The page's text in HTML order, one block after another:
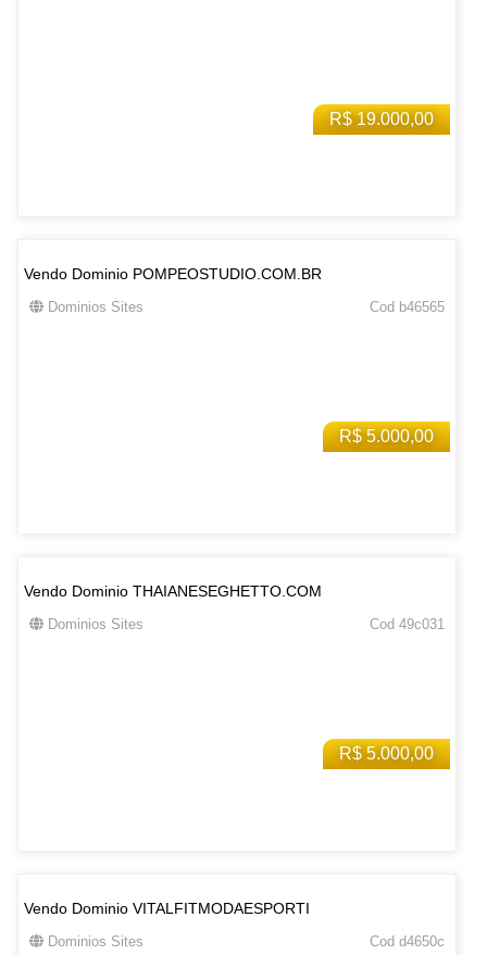
R$ 19.000,00
R$ 5.000,00
Vendo Dominio POMPEOSTUDIO.COM.BR
Dominios Sites Cod b46565
R$ 5.000,00
Vendo Dominio THAIANESEGHETTO.COM
Dominios Sites Cod 49c031
Vendo Dominio VITALFITMODAESPORTI
Dominios Sites Cod d4650c